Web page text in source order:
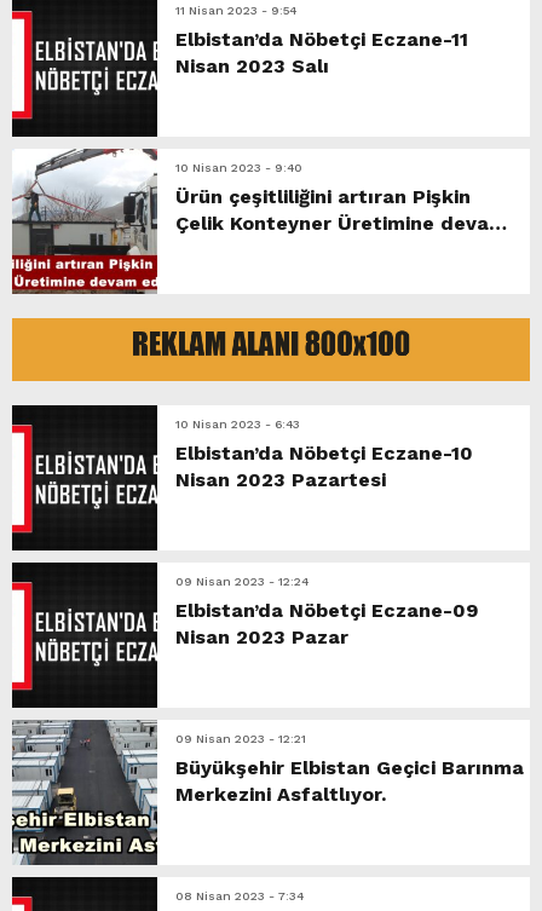
11 Nisan 2023 - 9:54
Elbistan’da Nöbetçi Eczane-11
Nisan 2023 Salı
10 Nisan 2023 - 9:40
Ürün çeşitliliğini artıran Pişkin
Çelik Konteyner Üretimine devam
10 Nisan 2023 - 6:43
Elbistan’da Nöbetçi Eczane-10
Nisan 2023 Pazartesi
09 Nisan 2023 - 12:24
Elbistan’da Nöbetçi Eczane-09
Nisan 2023 Pazar
09 Nisan 2023 - 12:21
Büyükşehir Elbistan Geçici Barınma
Merkezini Asfaltlıyor.
08 Nisan 2023 - 7:34